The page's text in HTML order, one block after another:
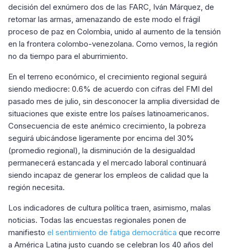
decisión del exnúmero dos de las FARC, Iván Márquez, de
retomar las armas, amenazando de este modo el frágil
proceso de paz en Colombia, unido al aumento de la tensión
en la frontera colombo-venezolana. Como vemos, la región
no da tiempo para el aburrimiento.
En el terreno económico, el crecimiento regional seguirá
siendo mediocre: 0.6% de acuerdo con cifras del FMI del
pasado mes de julio, sin desconocer la amplia diversidad de
situaciones que existe entre los países latinoamericanos.
Consecuencia de este anémico crecimiento, la pobreza
seguirá ubicándose ligeramente por encima del 30%
(promedio regional), la disminución de la desigualdad
permanecerá estancada y el mercado laboral continuará
siendo incapaz de generar los empleos de calidad que la
región necesita.
Los indicadores de cultura política traen, asimismo, malas
noticias. Todas las encuestas regionales ponen de
manifiesto el sentimiento de fatiga democrática que recorre
a América Latina justo cuando se celebran los 40 años del